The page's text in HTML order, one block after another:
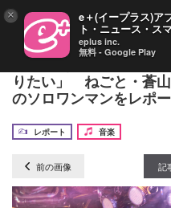
チアキ（ex.赤い公園）
りたい」 ねごと・蒼
のソロワンマンをレポ
レポート
音楽
前の画像 記
× e＋(イープラス)ア
ト・ニュース・ス
eplus inc.
無料 - Google Play